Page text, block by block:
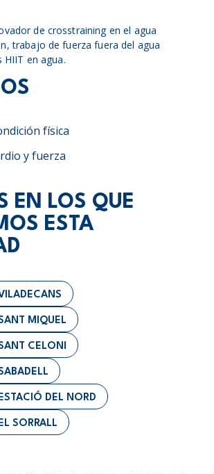
de crosstraining en el agua
trabajo de fuerza fuera del agua
en agua.
física
y fuerza
EN LOS QUE
ESTA
MIQUEL
CELONI
DEL NORD
SORRALL